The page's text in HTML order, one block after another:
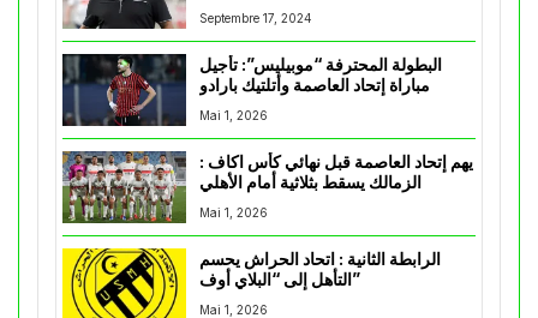
Septembre 17, 2024
البطولة المحترفة “موبيليس”: تأجيل
مباراة إتحاد العاصمة وأتلتيك بارادو
Mai 1, 2026
يهم إتحاد العاصمة قبل نهائي كأس اكاف :
Mai 1, 2026
الرابطة الثانية : اتحاد الحراش يحسم
التأهل إلى “البلاي أوف”
Mai 1, 2026